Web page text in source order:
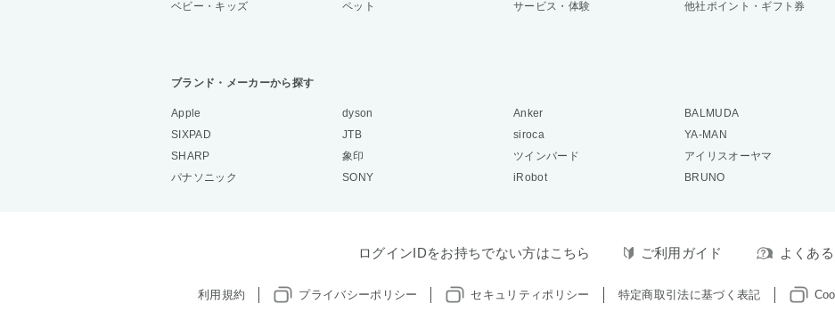
ベビー・キッズ
ペット サービス・体験 他社ポイント・ギフト券
ブランド・メーカーから探す
Apple dyson Anker BALMUDA
SIXPAD
JTB siroca YA-MAN
SHARP
象印 ツインバード アイリスオーヤマ
パナソニック
SONY iRobot BRUNO
ログインIDをお持ちでない方はこちら ご利用ガイド よくあ
利用規約 プライバシーポリシー セキュリティポリシー 特定商取引法に基づく表記